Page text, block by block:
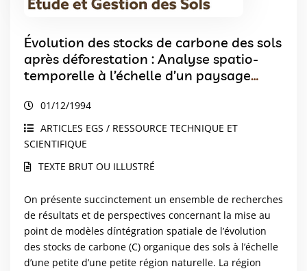
Évolution des stocks de carbone des sols
après déforestation : Analyse spatio-
temporelle à l’échelle d’un paysage
01/12/1994
ARTICLES EGS / RESSOURCE TECHNIQUE ET
SCIENTIFIQUE
TEXTE BRUT OU ILLUSTRÉ
On présente succinctement un ensemble de recherches
de résultats et de perspectives concernant la mise au
point de modèles díntégration spatiale de l’évolution
des stocks de carbone (C) organique des sols à l’échelle
d’une petite d’une petite région naturelle. La région